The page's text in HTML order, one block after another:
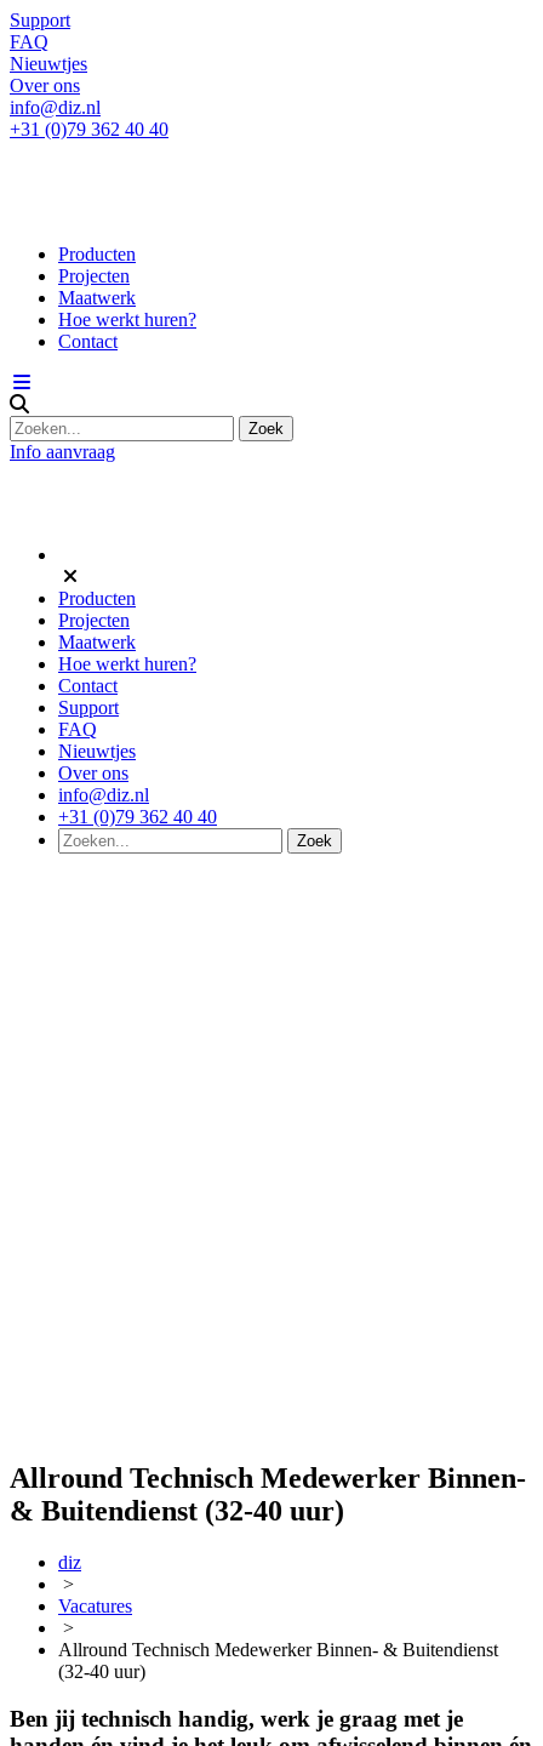
Support
FAQ
Nieuwtjes
Over ons
info@diz.nl
+31 (0)79 362 40 40
Producten
Projecten
Maatwerk
Hoe werkt huren?
Contact
Info aanvraag
Producten
Projecten
Maatwerk
Hoe werkt huren?
Contact
Support
FAQ
Nieuwtjes
Over ons
info@diz.nl
+31 (0)79 362 40 40
Allround Technisch Medewerker Binnen-
& Buitendienst (32-40 uur)
diz
>
Vacatures
>
Allround Technisch Medewerker Binnen- & Buitendienst
(32-40 uur)
Ben jij technisch handig, werk je graag met je